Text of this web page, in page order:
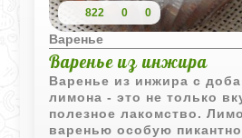
822 0 0
Варенье
Варенье из инжира
Варенье из инжира с
лимона - это не только
полезное лакомство.
варенью особую